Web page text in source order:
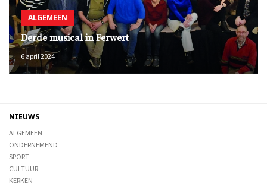
ALGEMEEN
Derde musical in Ferwert
6 april 2024
NIEUWS
ALGEMEEN
ONDERNEMEND
SPORT
CULTUUR
KERKEN